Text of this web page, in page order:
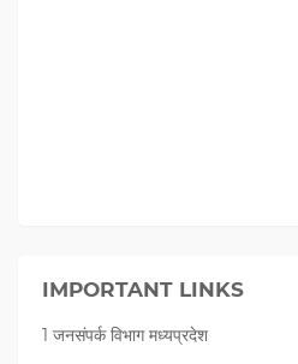
IMPORTANT LINKS
1 जनसंपर्क विभाग मध्यप्रदेश